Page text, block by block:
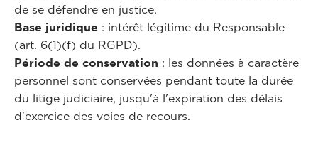
de se défendre en justice.
Base juridique : intérêt légitime du Responsable
(art. 6(1)(f) du RGPD).
Période de conservation : les données à caractère
personnel sont conservées pendant toute la durée
du litige judiciaire, jusqu'à l'expiration des délais
d'exercice des voies de recours.